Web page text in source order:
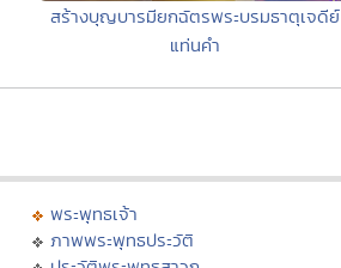
สร้างบุญบารมียกฉัตรพระบรมธาตุเจดีย์
แท่นคำ
พระพุทธเจ้า
ภาพพระพุทธประวัติ